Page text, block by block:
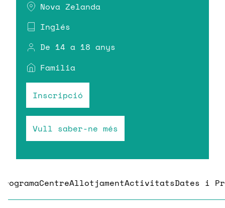
Nova Zelanda
Inglés
De 14 a 18 anys
Familia
Inscripció
Vull saber-ne més
CentreAllotjamentActivitatsDates i